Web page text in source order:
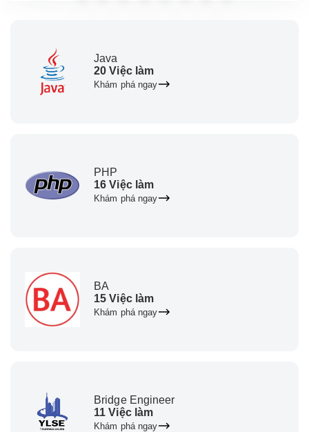
Java
20 Việc làm
Khám phá ngay
PHP
16 Việc làm
Khám phá ngay
BA
15 Việc làm
Khám phá ngay
Bridge Engineer
11 Việc làm
Khám phá ngay